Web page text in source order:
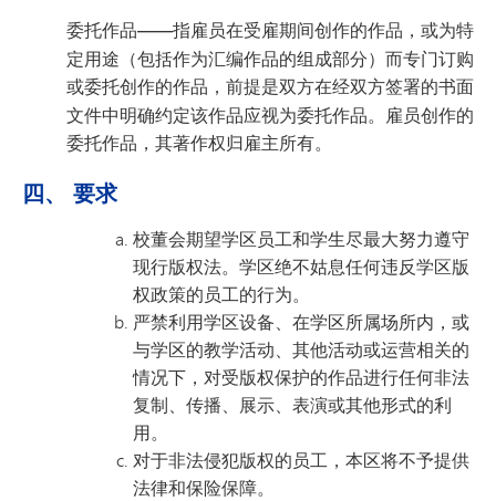
委托作品——指雇员在受雇期间创作的作品，或为特
定用途（包括作为汇编作品的组成部分）而专门订购
或委托创作的作品，前提是双方在经双方签署的书面
文件中明确约定该作品应视为委托作品。雇员创作的
委托作品，其著作权归雇主所有。
四、 要求
校董会期望学区员工和学生尽最大努力遵守
现行版权法。学区绝不姑息任何违反学区版
权政策的员工的行为。
严禁利用学区设备、在学区所属场所内，或
与学区的教学活动、其他活动或运营相关的
情况下，对受版权保护的作品进行任何非法
复制、传播、展示、表演或其他形式的利
用。
对于非法侵犯版权的员工，本区将不予提供
法律和保险保障。